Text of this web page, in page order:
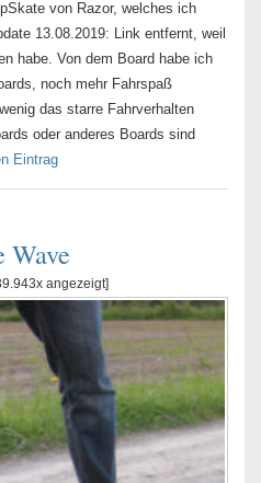
von Razor, welches ich
13.08.2019: Link entfernt, weil
habe. Von dem Board habe ich
noch mehr Fahrspaß
das starre Fahrverhalten
oder anderes Boards sind
Eintrag
Wave
angezeigt]